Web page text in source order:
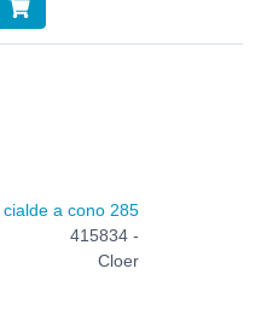
a cono 285
415834 -
Cloer